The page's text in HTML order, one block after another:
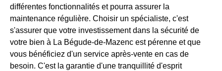
différentes fonctionnalités et pourra assurer la
maintenance régulière. Choisir un spécialiste, c'est
s'assurer que votre investissement dans la sécurité de
votre bien à La Bégude-de-Mazenc est pérenne et que
vous bénéficiez d'un service après-vente en cas de
besoin. C'est la garantie d'une tranquillité d'esprit